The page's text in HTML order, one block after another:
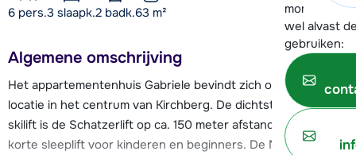
moment
wel alvast
gebruiken:
6 pers.3 slaapk.2 badk.63 m²
Algemene omschrijving
Het appartementenhuis Gabriele bevindt zich op een rustige
locatie in het centrum van Kirchberg. De dichtstbijzijnde
skilift is de Schatzerlift op ca. 150 meter afstand. Dit is een
korte sleeplift voor kinderen en beginners. De Maierl skilift